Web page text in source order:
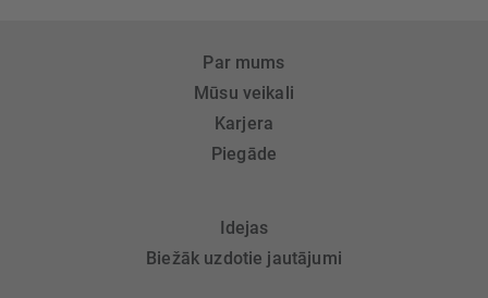
Par mums
Mūsu veikali
Karjera
Piegāde
Idejas
Biežāk uzdotie jautājumi